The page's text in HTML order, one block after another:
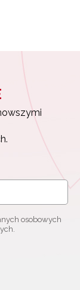
osobowych